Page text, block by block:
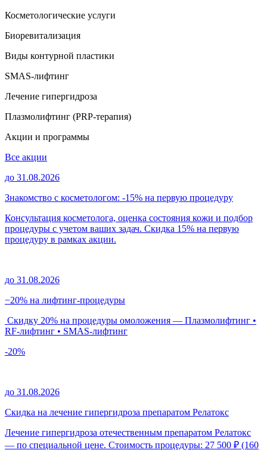
Косметологические услуги
Биоревитализация
Виды контурной пластики
SMAS-лифтинг
Лечение гипергидроза
Плазмолифтинг (PRP-терапия)
Акции и программы
Все акции
до 31.08.2026
Знакомство с косметологом: -15% на первую процедуру
Консультация косметолога, оценка состояния кожи и подбор
процедуры с учетом ваших задач. Скидка 15% на первую
процедуру в рамках акции.
до 31.08.2026
−20% на лифтинг-процедуры
Скидку 20% на процедуры омоложения — Плазмолифтинг •
RF-лифтинг • SMAS-лифтинг
-20%
до 31.08.2026
Скидка на лечение гипергидроза препаратом Релатокс
Лечение гипергидроза отечественным препаратом Релатокс
— по специальной цене. Стоимость процедуры: 27 500 ₽ (160